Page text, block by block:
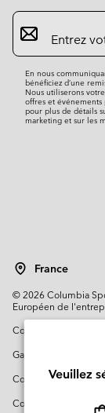
Inscription
par
e-
En nous
bénéficiez d’une
Nous utiliserons
offres et
pour plus de détails
marketing et sur les
France
©2026Columbia
Européen de
Conditions d'utilisation
Garanties Légales
Conditions
Conditions
Veuillez